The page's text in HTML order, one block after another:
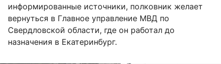
информированные источники, полковник желает
вернуться в Главное управление МВД по
Свердловской области, где он работал до
назначения в Екатеринбург.